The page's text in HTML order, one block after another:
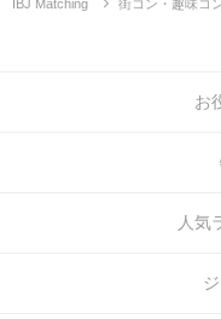
IBJ Matching 街コン・趣味コ
お
人気